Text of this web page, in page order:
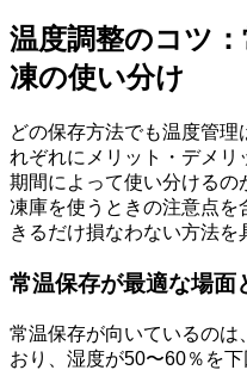
温度調整のコツ
凍の使い分け
どの保存方法でも温度管
れぞれにメリット・デメリ
期間によって使い分ける
凍庫を使うときの注意点
きるだけ損なわない方法を
常温保存が最適な場面
常温保存が向いているのは
おり、湿度が50〜60％を